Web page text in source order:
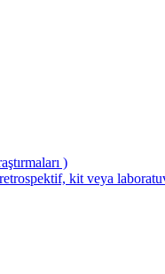
)
kit veya laboratuvar